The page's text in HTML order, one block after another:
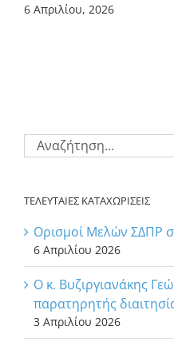
6 Απριλίου, 2026
Αναζήτηση
για:
ΤΕΛΕΥΤΑΙΕΣ ΚΑΤΑΧΩΡΙΣΕΙΣ
Ορισμοί Μελών ΣΔΠΡ
6 Απριλίου 2026
Ο κ. Βυζιργιανάκης
παρατηρητής
3 Απριλίου 2026